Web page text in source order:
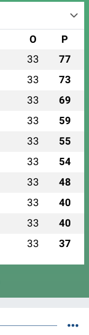
O P
33 77
33 73
33 69
33 59
33 55
33 54
33 48
33 40
33 40
33 37